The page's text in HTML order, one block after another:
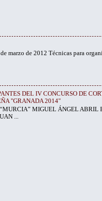
marzo de 2012 Técnicas para
DEL IV CONCURSO DE
"GRANADA 2014"
MIGUEL ÁNGEL ABRIL
...